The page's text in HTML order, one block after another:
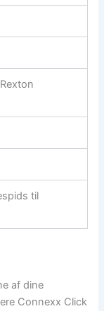
til
af dine
Connexx Click